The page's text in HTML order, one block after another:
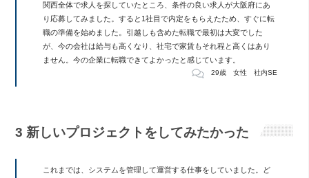
関西全体で求人を探していたところ、条件の良い求人が大阪府にあ
り応募してみました。すると1社目で内定をもらえたため、すぐに転
職の準備を始めました。引越しも含めた転職で最初は大変でした
が、今の会社は給与も高くなり、社宅で家賃もそれ程と高くはあり
ません。今の企業に転職できてよかったと感じています。
29歳 女性 社内SE
3 新しいプロジェクトをしてみたかった
これまでは、システムを管理して運営する仕事をしていました。ど